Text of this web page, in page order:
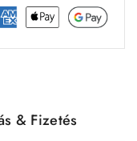
& Fizetés